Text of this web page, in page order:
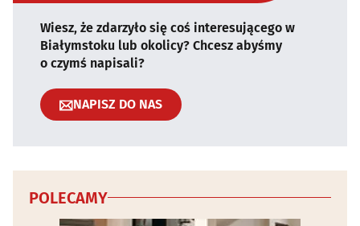
Wiesz, że zdarzyło się coś interesującego w
Białymstoku lub okolicy? Chcesz abyśmy
o czymś napisali?
NAPISZ DO NAS
POLECAMY